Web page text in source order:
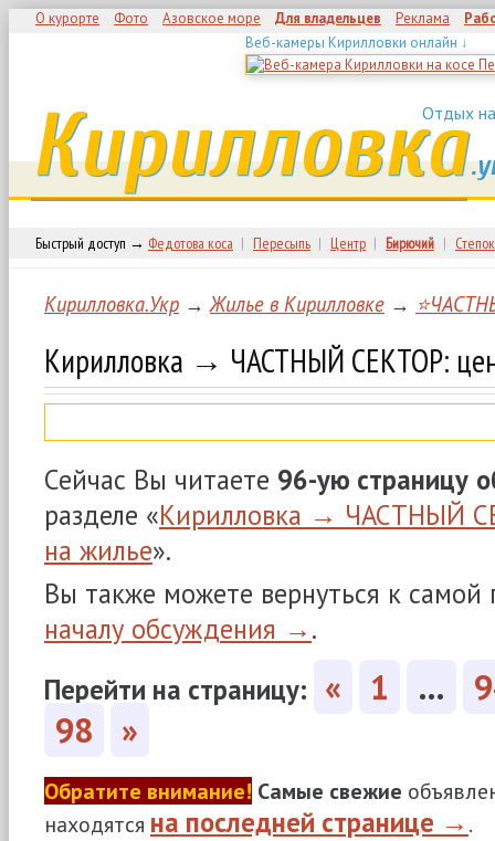
О курорте Фото Азовское море Для владельцев Реклама
Веб-камеры Кирилловки онлайн ↓
Отдых
Кирилловка
Быстрый доступ → Федотова коса | Пересыпь | Центр | Бирючий | Степок
Кирилловка.Укр →Жилье в Кирилловке →
Кирилловка → ЧАСТНЫЙ СЕКТОР:
Сейчас Вы читаете 96-ую страницу
разделе «Кирилловка → ЧАСТНЫЙ
на жилье».
Вы также можете вернуться к самой
началу обсуждения →.
Перейти на страницу: « 1 …
98
»
Обратите внимание! Самые свежие
находятся на последней странице → .